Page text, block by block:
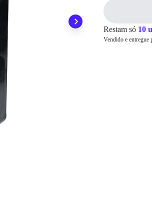
Pix
Cartão de
Crédito
Restam só 10
Vendido e entregue